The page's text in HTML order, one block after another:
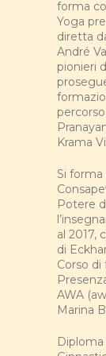
forma
Yoga
diretta
André
pionieri
Krama
Si
Potere
al 2017,
di
Corso
AWA
Marina